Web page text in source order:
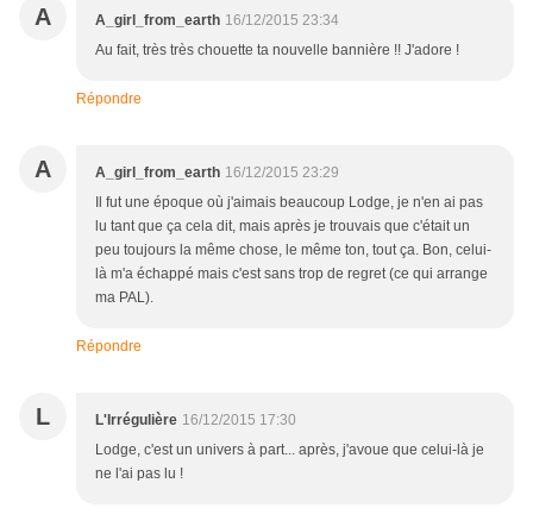
A A_girl_from_earth 16/12/2015 23:34
Au fait, très très chouette ta nouvelle bannière !! J'adore !
Répondre
A A_girl_from_earth 16/12/2015 23:29
Il fut une époque où j'aimais beaucoup Lodge, je n'en ai pas
lu tant que ça cela dit, mais après je trouvais que c'était un
peu toujours la même chose, le même ton, tout ça. Bon, celui-
là m'a échappé mais c'est sans trop de regret (ce qui arrange
ma PAL).
Répondre
L L'Irrégulière 16/12/2015 17:30
Lodge, c'est un univers à part... après, j'avoue que celui-là je
ne l'ai pas lu !